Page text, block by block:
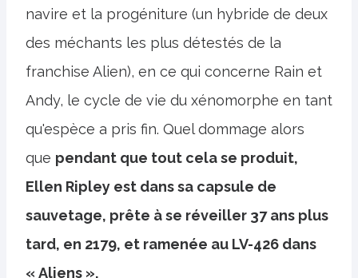
navire et la progéniture (un hybride de deux
des méchants les plus détestés de la
franchise Alien), en ce qui concerne Rain et
Andy, le cycle de vie du xénomorphe en tant
qu'espèce a pris fin. Quel dommage alors
que pendant que tout cela se produit,
Ellen Ripley est dans sa capsule de
sauvetage, prête à se réveiller 37 ans plus
tard, en 2179, et ramenée au LV-426 dans
« Aliens ».